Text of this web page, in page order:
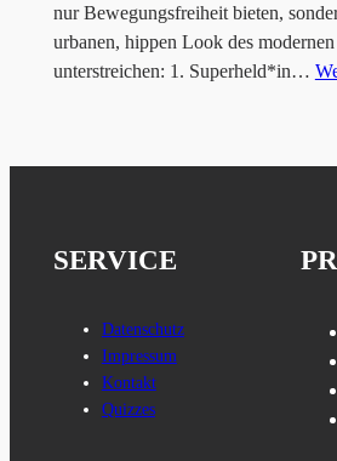
nur Bewegungsfreiheit bieten,
urbanen, hippen Look des
unterstreichen: 1. Superheld*in…
SERVICE
Datenschutz
Impressum
Kontakt
Quizzes